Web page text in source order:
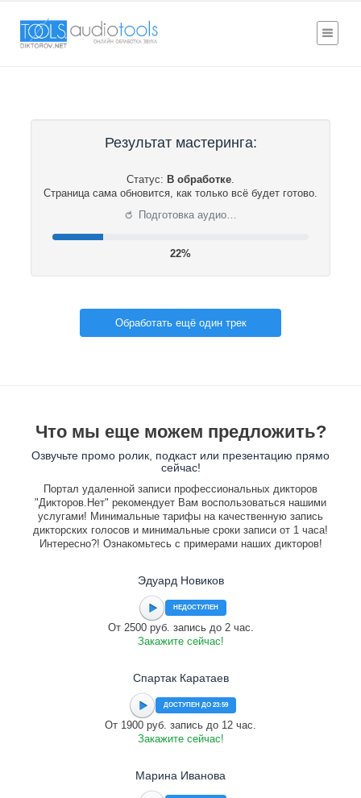
Результат мастеринга:
Статус: В обработке.
Страница сама обновится, как только всё будет готово.
⟳ Подготовка аудио…
22%
Обработать ещё один трек
Что мы еще можем предложить?
Озвучьте промо ролик, подкаст или презентацию прямо
сейчас!
Портал удаленной записи профессиональных дикторов
"Дикторов.Нет" рекомендует Вам воспользоваться нашими
услугами! Минимальные тарифы на качественную запись
дикторских голосов и минимальные сроки записи от 1 часа!
Интересно?! Ознакомьтесь с примерами наших дикторов!
Эдуард Новиков
НЕДОСТУПЕН
От 2500 руб. запись до 2 час.
Закажите сейчас!
Спартак Каратаев
ДОСТУПЕН ДО 23:59
От 1900 руб. запись до 12 час.
Закажите сейчас!
Марина Иванова